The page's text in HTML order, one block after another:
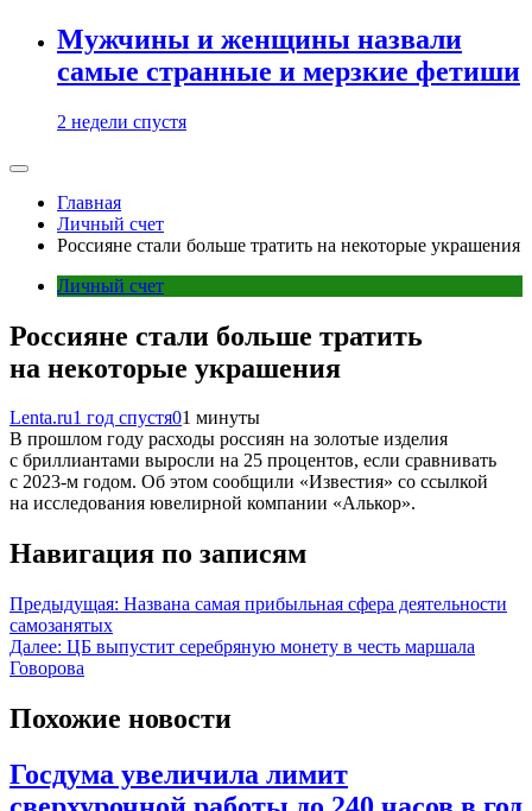
Мужчины и женщины назвали
самые странные и мерзкие фетиши
2 недели спустя
Главная
Личный счет
Россияне стали больше тратить на некоторые украшения
Личный счет
Россияне стали больше тратить
на некоторые украшения
Lenta.ru1 год спустя01 минуты
В прошлом году расходы россиян на золотые изделия
с бриллиантами выросли на 25 процентов, если сравнивать
с 2023-м годом. Об этом сообщили «Известия» со ссылкой
на исследования ювелирной компании «Алькор».
Навигация по записям
Предыдущая: Названа самая прибыльная сфера деятельности
самозанятых
Далее: ЦБ выпустит серебряную монету в честь маршала
Говорова
Похожие новости
Госдума увеличила лимит